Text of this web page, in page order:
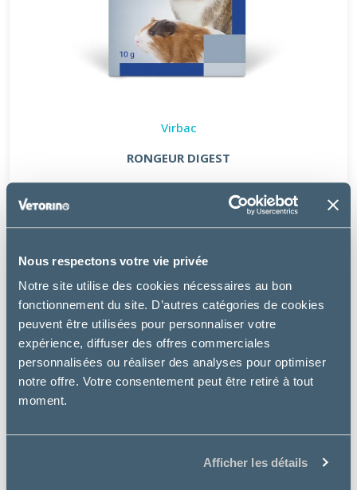
Nous respectons votre vie privée
Notre site utilise des cookies nécessaires au bon
fonctionnement du site. D’autres catégories de cookies
peuvent être utilisées pour personnaliser votre
expérience, diffuser des offres commerciales
personnalisées ou réaliser des analyses pour optimiser
notre offre. Votre consentement peut être retiré à tout
moment.
Afficher les détails
Virbac
RONGEUR DIGEST